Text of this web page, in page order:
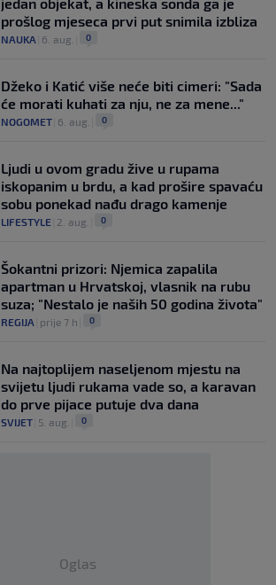
prošlog mjeseca prvi put snimila izbliza
NAUKA 6. aug. 0
Džeko i Katić više neće biti cimeri: "Sada
će morati kuhati za nju, ne za mene..."
NOGOMET 6. aug. 0
Ljudi u ovom gradu žive u rupama
iskopanim u brdu, a kad prošire spavaću
sobu ponekad nađu drago kamenje
LIFESTYLE 2. aug. 0
Šokantni prizori: Njemica zapalila
apartman u Hrvatskoj, vlasnik na rubu
suza; "Nestalo je naših 50 godina života"
REGIJA prije 7 h 0
Na najtoplijem naseljenom mjestu na
svijetu ljudi rukama vade so, a karavan
do prve pijace putuje dva dana
SVIJET 5. aug. 0
Oglas